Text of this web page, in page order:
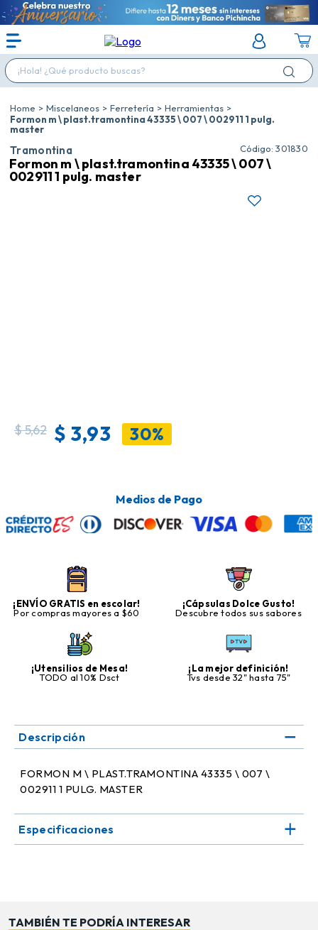
¡Hola! ¿Qué producto buscas?
Miscelaneos Ferretería
Herramientas
Formon m \ plast.tramontina 43335 \ 007 \ 002911 1 pulg.
master
Tramontina : 301830
Formon m \ plast.tramontina 43335 \ 007 \
002911 1 pulg. master
$5,62 $ 3,93 30%
Medios de Pago
¡ENVÍO GRATIS en escolar!
Por compras mayores a $60
¡Cápsulas Dolce Gusto!
Descubre todos sus sabores
¡Utensilios de Mesa!
TODO al 10% Dsct
¡La mejor definición!
Tvs desde 32" hasta 75"
Descripción
FORMON M \ PLAST.TRAMONTINA 43335 \ 007 \
002911 1 PULG. MASTER
Especificaciones
TAMBIÉN TE PODRÍA INTERESAR